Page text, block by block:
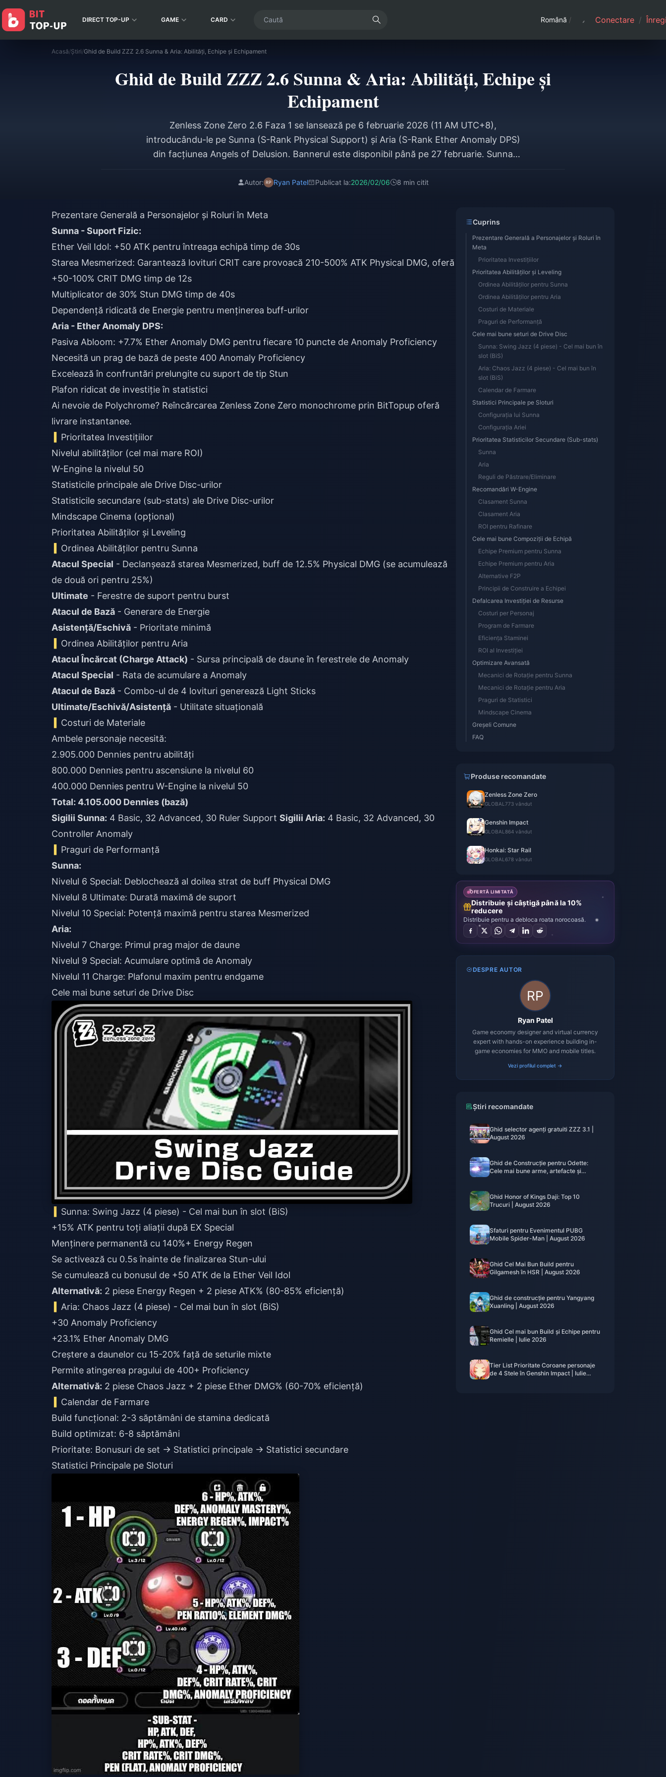
DIRECT TOP-UP GAME CARD Română / Conectare /
Acasă/Știri/Ghid de Build ZZZ 2.6 Sunna & Aria: Abilități, Echipe și Echipament
Ghid de Build ZZZ 2.6 Sunna & Aria: Abilități, Echipe și
Echipament
Zenless Zone Zero 2.6 Faza 1 se lansează pe 6 februarie 2026 (11 AM UTC+8),
introducându-le pe Sunna (S-Rank Physical Support) și Aria (S-Rank Ether Anomaly DPS)
din facțiunea Angels of Delusion. Bannerul este disponibil până pe 27 februarie. Sunna
peste 400 Anomaly Proficiency cu setul de 4 piese Chaos Jazz. Investiție totală:
Autor: Ryan Patel Publicat la:2026/02/06 8 min citit
Prezentare Generală a Personajelor și Roluri în Meta
Sunna - Suport Fizic:
Ether Veil Idol: +50 ATK pentru întreaga echipă timp de 30s
Starea Mesmerized: Garantează lovituri CRIT care provoacă 210-500% ATK Physical DMG, oferă
+50-100% CRIT DMG timp de 12s
Multiplicator de 30% Stun DMG timp de 40s
Dependență ridicată de Energie pentru menținerea buff-urilor
Aria - Ether Anomaly DPS:
Pasiva Abloom: +7.7% Ether Anomaly DMG pentru fiecare 10 puncte de Anomaly Proficiency
Necesită un prag de bază de peste 400 Anomaly Proficiency
Excelează în confruntări prelungite cu suport de tip Stun
Plafon ridicat de investiție în statistici
Ai nevoie de Polychrome? Reîncărcarea Zenless Zone Zero monochrome prin BitTopup oferă
livrare instantanee.
Prioritatea Investițiilor
Nivelul abilităților (cel mai mare ROI)
W-Engine la nivelul 50
Statisticile principale ale Drive Disc-urilor
Statisticile secundare (sub-stats) ale Drive Disc-urilor
Mindscape Cinema (opțional)
Prioritatea Abilităților și Leveling
Ordinea Abilităților pentru Sunna
Atacul Special - Declanșează starea Mesmerized, buff de 12.5% Physical DMG (se acumulează
de două ori pentru 25%)
Ultimate - Ferestre de suport pentru burst
Atacul de Bază - Generare de Energie
Asistență/Eschivă - Prioritate minimă
Ordinea Abilităților pentru Aria
Atacul Încărcat (Charge Attack) - Sursa principală de daune în ferestrele de Anomaly
Atacul Special - Rata de acumulare a Anomaly
Atacul de Bază - Combo-ul de 4 lovituri generează Light Sticks
Ultimate/Eschivă/Asistență - Utilitate situațională
Costuri de Materiale
Ambele personaje necesită:
2.905.000 Dennies pentru abilități
800.000 Dennies pentru ascensiune la nivelul 60
400.000 Dennies pentru W-Engine la nivelul 50
Total: 4.105.000 Dennies (bază)
Sigilii Sunna: 4 Basic, 32 Advanced, 30 Ruler Support Sigilii Aria: 4 Basic, 32 Advanced, 30
Controller Anomaly
Praguri de Performanță
Sunna:
Nivelul 6 Special: Deblochează al doilea strat de buff Physical DMG
Nivelul 8 Ultimate: Durată maximă de suport
Nivelul 10 Special: Potență maximă pentru starea Mesmerized
Aria:
Nivelul 7 Charge: Primul prag major de daune
Nivelul 9 Special: Acumulare optimă de Anomaly
Nivelul 11 Charge: Plafonul maxim pentru endgame
Cele mai bune seturi de Drive Disc
Sunna: Swing Jazz (4 piese) - Cel mai bun în slot (BiS)
+15% ATK pentru toți aliații după EX Special
Menținere permanentă cu 140%+ Energy Regen
Se activează cu 0.5s înainte de finalizarea Stun-ului
Se cumulează cu bonusul de +50 ATK de la Ether Veil Idol
Alternativă: 2 piese Energy Regen + 2 piese ATK% (80-85% eficiență)
Aria: Chaos Jazz (4 piese) - Cel mai bun în slot (BiS)
+30 Anomaly Proficiency
+23.1% Ether Anomaly DMG
Creștere a daunelor cu 15-20% față de seturile mixte
Permite atingerea pragului de 400+ Proficiency
Alternativă: 2 piese Chaos Jazz + 2 piese Ether DMG% (60-70% eficiență)
Calendar de Farmare
Build funcțional: 2-3 săptămâni de stamina dedicată
Build optimizat: 6-8 săptămâni
Prioritate: Bonusuri de set → Statistici principale → Statistici secundare
Statistici Principale pe Sloturi
Cuprins
Prezentare Generală a Personajelor și Roluri în
Meta
Prioritatea Investițiilor
Prioritatea Abilităților și Leveling
Ordinea Abilităților pentru Sunna
Ordinea Abilităților pentru Aria
Costuri de Materiale
Praguri de Performanță
Cele mai bune seturi de Drive Disc
Sunna: Swing Jazz (4 piese) - Cel mai bun în
slot (BiS)
Aria: Chaos Jazz (4 piese) - Cel mai bun în
slot (BiS)
Calendar de Farmare
Statistici Principale pe Sloturi
Configurația lui Sunna
Configurația Ariei
Prioritatea Statisticilor Secundare (Sub-stats)
Sunna
Aria
Reguli de Păstrare/Eliminare
Recomandări W-Engine
Clasament Sunna
Clasament Aria
ROI pentru Rafinare
Cele mai bune Compoziții de Echipă
Echipe Premium pentru Sunna
Echipe Premium pentru Aria
Alternative F2P
Principii de Construire a Echipei
Defalcarea Investiției de Resurse
Costuri per Personaj
Program de Farmare
Eficiența Staminei
ROI al Investiției
Optimizare Avansată
Mecanici de Rotație pentru Sunna
Mecanici de Rotație pentru Aria
Praguri de Statistici
Mindscape Cinema
Greșeli Comune
FAQ
Produse recomandate
Zenless Zone Zero
GLOBAL 773 vândut
Genshin Impact
GLOBAL 864 vândut
Honkai: Star Rail
GLOBAL 678 vândut
OFERTĂ LIMITATĂ
Distribuie și câștigă până la 10%
reducere
Distribuie pentru a debloca roata norocoasă.
DESPRE AUTOR
Ryan Patel
Game economy designer and virtual currency
expert with hands-on experience building in-
game economies for MMO and mobile titles.
Vezi profilul complet →
Știri recomandate
Ghid selector agenți gratuiti ZZZ 3.1 |
August 2026
Ghid de Construcție pentru Odette:
Cele mai bune arme, artefacte și
Ghid Honor of Kings Daji: Top 10
Trucuri | August 2026
Sfaturi pentru Evenimentul PUBG
Mobile Spider-Man | August 2026
Ghid Cel Mai Bun Build pentru
Gilgamesh în HSR | August 2026
Ghid de construcție pentru Yangyang
Xuanling | August 2026
Ghid Cel mai bun Build și Echipe pentru
Remielle | Iulie 2026
Tier List Prioritate Coroane personaje
de 4 Stele în Genshin Impact | Iulie